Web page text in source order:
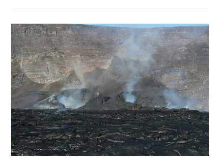
Kilauea
,
Indonesia
:
Marapi
,
Ecuador
:
El
Reventador
,
Guatemala
:
Santiaguito
,
Alaska
:
Spurr
.